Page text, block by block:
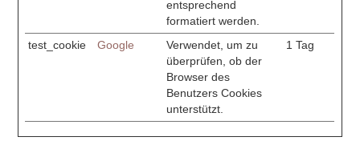
entsprechend
formatiert werden.
test_cookie Google
Verwendet, um zu
überprüfen, ob der
Browser des
Benutzers Cookies
unterstützt.
1 Tag